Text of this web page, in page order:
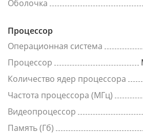
Оболочка
Процессор
Операционная система
Процессор
Количество ядер процессора
Частота процессора (МГц)
Видеопроцессор
Память (Гб)